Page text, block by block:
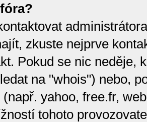
zkuste nejprve
Pokud se nic neděje,
na "whois") nebo,
yahoo, free.fr,
tohoto